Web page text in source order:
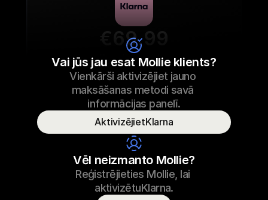
€69.99
Sneaker auklas
Sneaker auklas
23/09/2022 17:29 €69.99
Apmaksāts
Patērētāja vārds T. Otters
Vai jūs jau esat Mollie klients?
Vienkārši aktivizējiet jauno
maksāšanas metodi savā
informācijas panelī.
AktivizējietKlarna
Vēl neizmanto Mollie?
Reģistrējieties Mollie, lai
aktivizētuKlarna.